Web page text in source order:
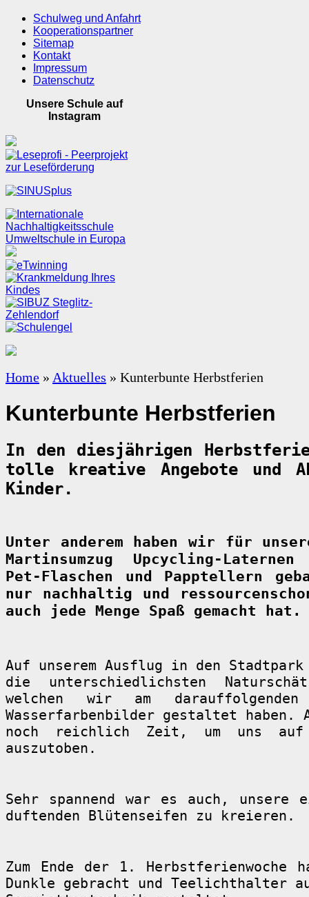
Schulweg und Anfahrt
Kooperationspartner
Sitemap
Kontakt
Impressum
Datenschutz
Unsere Schule auf
Instagram
Home » Aktuelles » Kunterbunte Herbstferien
Kunterbunte Herbstferien
In den diesjährigen
tolle kreative Angebote und
Kinder.
Unter anderem haben wir für
Martinsumzug Upcycling-
Pet-Flaschen und Papptellern
nur nachhaltig und
auch jede Menge Spaß gemacht hat.
Auf unserem Ausflug in den
die unterschiedlichsten
welchen wir am
Wasserfarbenbilder gestaltet haben.
noch reichlich Zeit, um uns auf
auszutoben.
Sehr spannend war es auch, unsere
duftenden Blütenseifen zu kreieren.
Zum Ende der 1.
Dunkle gebracht und Teelichthalter